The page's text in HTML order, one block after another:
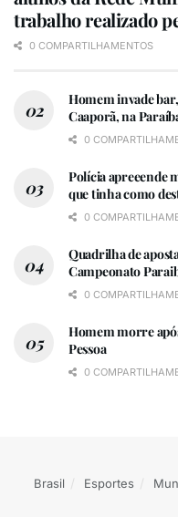
trabalho realizado
0 COMPARTILHAMENTOS
Homem invade
Caaporã, na
0
Polícia apreeende
que tinha como
0
Quadrilha de
Campeonato
0
Homem morre
Pessoa
0
Brasil Esportes